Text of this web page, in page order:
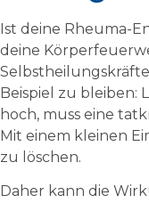
Ist deine Rheuma-
deine
Beispiel zu bleiben:
hoch, muss eine
Mit einem kleinen
zu löschen.
Daher kann die